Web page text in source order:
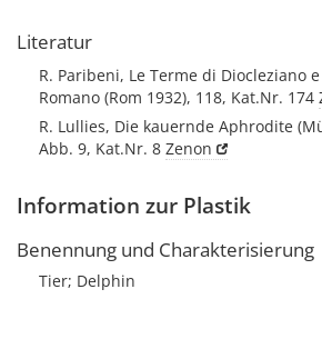
Literatur
R. Paribeni, Le Terme di Diocleziano
Romano (Rom 1932), 118, Kat.Nr. 174
R. Lullies, Die kauernde Aphrodite
Abb. 9, Kat.Nr. 8 Zenon
Information zur Plastik
Benennung und Charakterisierung
Tier; Delphin